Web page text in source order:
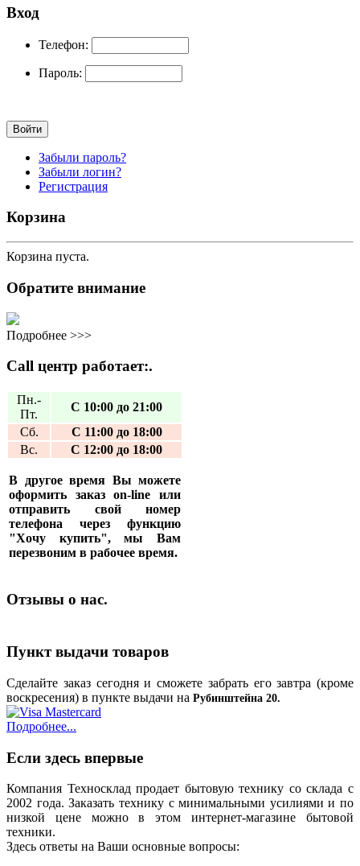
Вход
Телефон:
Пароль:
Забыли пароль?
Забыли логин?
Регистрация
Корзина
Корзина пуста.
Обратите внимание
Подробнее >>>
Call центр работает:.
Пн.-
Пт.
С 10:00 до 21:00
Сб.
С 11:00 до 18:00
Вс.
С 12:00 до 18:00
В другое время Вы можете
оформить заказ on-line или
отправить свой номер
телефона через функцию
"Хочу купить", мы Вам
перезвоним в рабочее время.
Отзывы о нас.
Пункт выдачи товаров
Сделайте заказ сегодня и сможете забрать его завтра (кроме
воскресения) в пункте выдачи на Рубинштейна 20.
Подробнее...
Если здесь впервые
Компания Техносклад продает бытовую технику со склада с
2002 года. Заказать технику с минимальными усилиями и по
низкой цене можно в этом интернет-магазине бытовой
техники.
Здесь ответы на Ваши основные вопросы: